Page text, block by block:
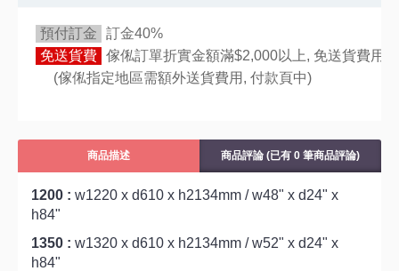
預付訂金
訂金40%
免送貨費 傢俬訂單折實金額滿$2,000以上, 免送貨費用,
(傢俬指定地區需額外送貨費用, 付款頁中)
商品描述 商品評論 (已有 0 筆商品評論)
1200 : w1220 x d610 x h2134mm / w48" x d24" x
h84"
1350 : w1320 x d610 x h2134mm / w52" x d24" x
h84"